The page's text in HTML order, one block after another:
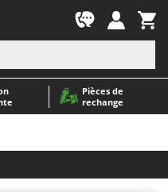
Pièces de
rechange
tondeuses autoportés
gazon
terre pour tracteur